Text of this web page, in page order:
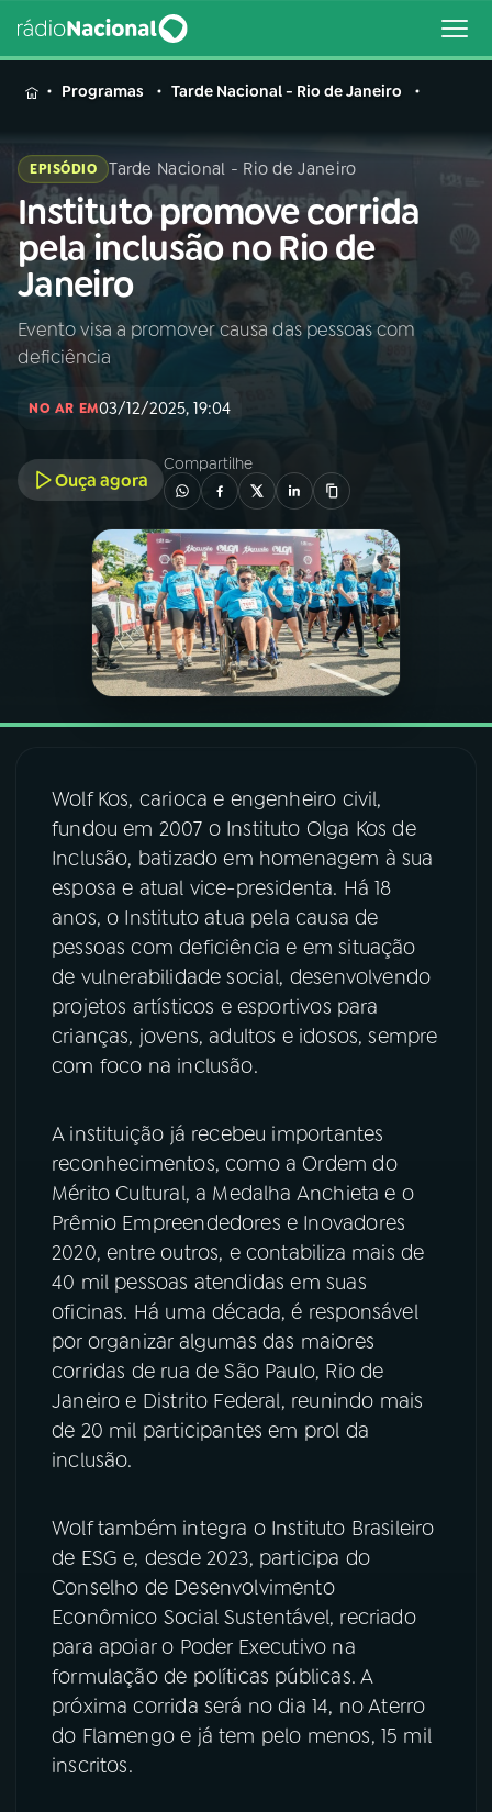
MENU
Buscar
na
Rádio
Nacional
Buscar
AO VIVO
INÍCIO
A RÁDIO
PROGRAMAÇÃO
PROGRAMAS
PODCASTS
07ÚLTIMAS
FESTIVAL DE MÚSICA
ACOMPANHE A RÁDIO NACIONAL
YouTube Facebook
TikTok
Programas Tarde Nacional - Rio de Janeiro
EPISÓDIO Tarde Nacional - Rio de Janeiro
Instituto promove corrida
pela inclusão no Rio de
Janeiro
Evento visa a promover causa das pessoas com
deficiência
NO AR EM03/12/2025, 19:04
Ouça agora
Compartilhe
Wolf Kos, carioca e engenheiro civil,
fundou em 2007 o Instituto Olga Kos de
Inclusão, batizado em homenagem à sua
esposa e atual vice-presidenta. Há 18
anos, o Instituto atua pela causa de
pessoas com deficiência e em situação
de vulnerabilidade social, desenvolvendo
projetos artísticos e esportivos para
crianças, jovens, adultos e idosos, sempre
com foco na inclusão.
A instituição já recebeu importantes
reconhecimentos, como a Ordem do
Mérito Cultural, a Medalha Anchieta e o
Prêmio Empreendedores e Inovadores
2020, entre outros, e contabiliza mais de
40 mil pessoas atendidas em suas
oficinas. Há uma década, é responsável
por organizar algumas das maiores
corridas de rua de São Paulo, Rio de
Janeiro e Distrito Federal, reunindo mais
de 20 mil participantes em prol da
inclusão.
Wolf também integra o Instituto Brasileiro
de ESG e, desde 2023, participa do
Conselho de Desenvolvimento
Econômico Social Sustentável, recriado
para apoiar o Poder Executivo na
formulação de políticas públicas. A
próxima corrida será no dia 14, no Aterro
do Flamengo e já tem pelo menos, 15 mil
inscritos.